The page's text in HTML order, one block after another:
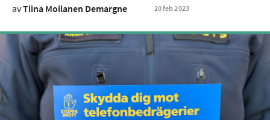
avTiina Moilanen Demargne 20feb 2023